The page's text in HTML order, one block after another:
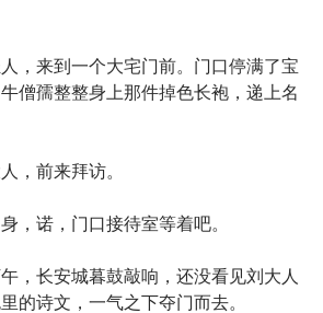
，来到一个大宅门前。门口停满了宝
僧孺整整身上那件掉色长袍，递上名
，前来拜访。
，诺，门口接待室等着吧。
，长安城暮鼓敲响，还没看见刘大人
的诗文，一气之下夺门而去。